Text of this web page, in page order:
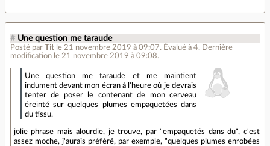
# Une question me taraude
Posté par Tit le 21 novembre 2019 à 09:07. Évalué à 4. Dernière
modification le 21 novembre 2019 à 09:08.
Une question me taraude et me maintient
indument devant mon écran à l'heure où je devrais
tenter de poser le contenant de mon cerveau
éreinté sur quelques plumes empaquetées dans
du tissu.
jolie phrase mais alourdie, je trouve, par "empaquetés dans du", c'est
assez moche, j'aurais préféré, par exemple, "quelques plumes enrobées